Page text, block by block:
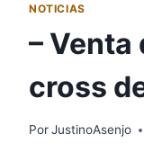
NOTICIAS
– Venta
cross
PorJustinoAsenjo